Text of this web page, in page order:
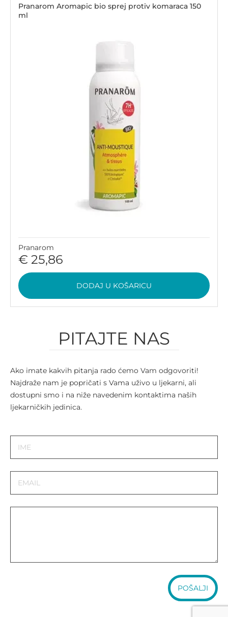
Pranarom Aromapic bio sprej protiv komaraca 150
ml
Pranarom
€ 25,86
DODAJ U KOŠARICU
PITAJTE NAS
Ako imate kakvih pitanja rado ćemo Vam odgovoriti!
Najdraže nam je popričati s Vama uživo u ljekarni, ali
dostupni smo i na niže navedenim kontaktima naših
ljekarničkih jedinica.
POŠALJI